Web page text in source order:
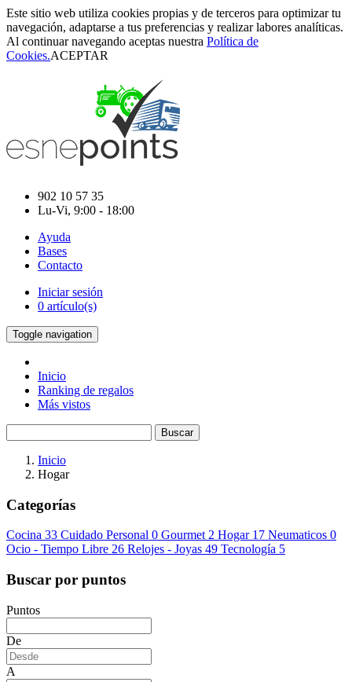
Este sitio web utiliza cookies propias y de terceros para optimizar tu
navegación, adaptarse a tus preferencias y realizar labores analíticas.
Al continuar navegando aceptas nuestra Política de
Cookies.ACEPTAR
902 10 57 35
Lu-Vi, 9:00 - 18:00
Ayuda
Bases
Contacto
Iniciar sesión
0 artículo(s)
Toggle navigation
Inicio
Ranking de regalos
Más vistos
Buscar
Inicio
Hogar
Categorías
Cocina 33 Cuidado Personal 0 Gourmet 2 Hogar 17 Neumaticos 0
Ocio - Tiempo Libre 26 Relojes - Joyas 49 Tecnología 5
Buscar por puntos
Puntos
De
A